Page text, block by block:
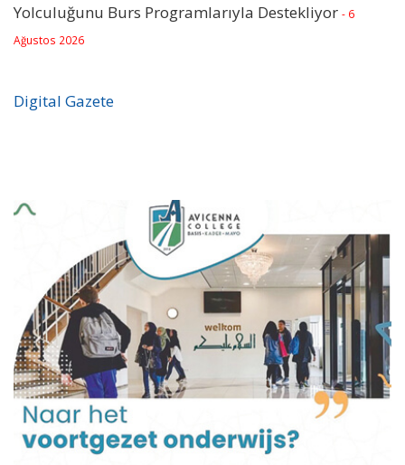
Yolculuğunu Burs Programlarıyla Destekliyor - 6
Ağustos 2026
Digital Gazete